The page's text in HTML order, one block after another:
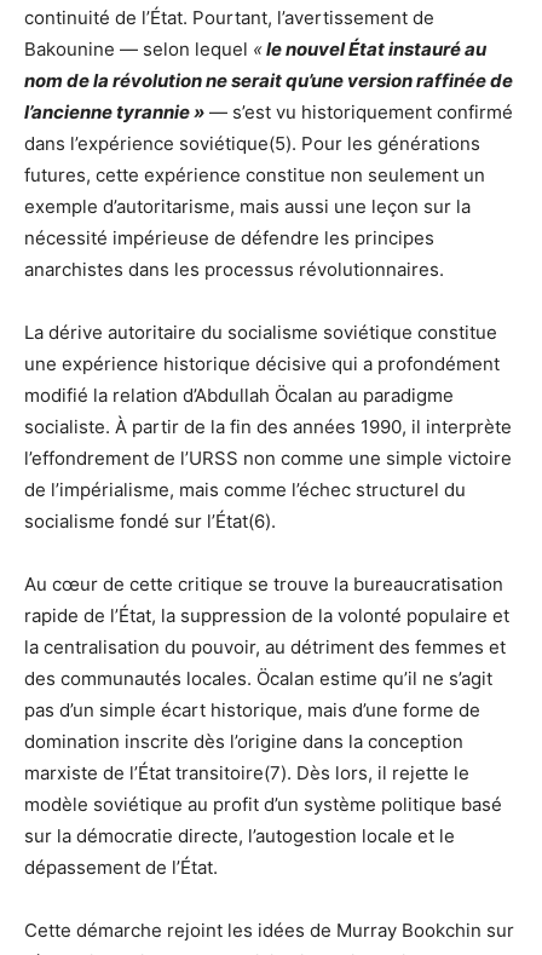
continuité de l’État. Pourtant, l’avertissement de
Bakounine — selon lequel «le nouvel État instauré au
nom de la révolution ne serait qu’une version raffinée de
l’ancienne tyrannie » — s’est vu historiquement confirmé
dans l’expérience soviétique(5). Pour les générations
futures, cette expérience constitue non seulement un
exemple d’autoritarisme, mais aussi une leçon sur la
nécessité impérieuse de défendre les principes
anarchistes dans les processus révolutionnaires.
La dérive autoritaire du socialisme soviétique constitue
une expérience historique décisive qui a profondément
modifié la relation d’Abdullah Öcalan au paradigme
socialiste. À partir de la fin des années 1990, il interprète
l’effondrement de l’URSS non comme une simple victoire
de l’impérialisme, mais comme l’échec structurel du
socialisme fondé sur l’État(6).
Au cœur de cette critique se trouve la bureaucratisation
rapide de l’État, la suppression de la volonté populaire et
la centralisation du pouvoir, au détriment des femmes et
des communautés locales. Öcalan estime qu’il ne s’agit
pas d’un simple écart historique, mais d’une forme de
domination inscrite dès l’origine dans la conception
marxiste de l’État transitoire(7). Dès lors, il rejette le
modèle soviétique au profit d’un système politique basé
sur la démocratie directe, l’autogestion locale et le
dépassement de l’État.
Cette démarche rejoint les idées de Murray Bookchin sur